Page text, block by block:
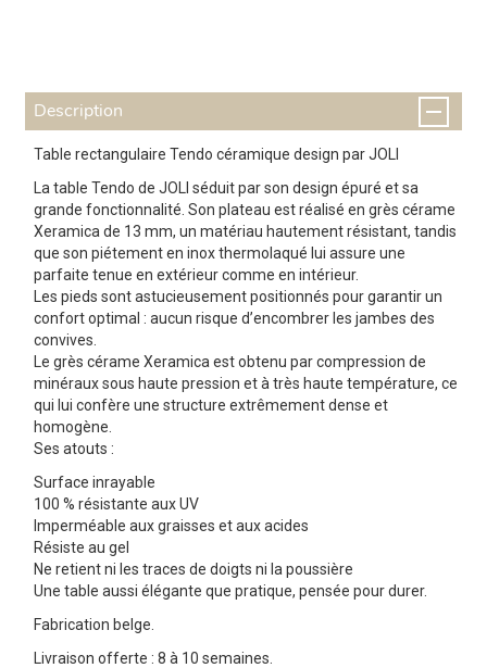
Description
Table rectangulaire Tendo céramique design par JOLI
La table Tendo de JOLI séduit par son design épuré et sa
grande fonctionnalité. Son plateau est réalisé en grès cérame
Xeramica de 13 mm, un matériau hautement résistant, tandis
que son piétement en inox thermolaqué lui assure une
parfaite tenue en extérieur comme en intérieur.
Les pieds sont astucieusement positionnés pour garantir un
confort optimal : aucun risque d’encombrer les jambes des
convives.
Le grès cérame Xeramica est obtenu par compression de
minéraux sous haute pression et à très haute température, ce
qui lui confère une structure extrêmement dense et
homogène.
Ses atouts :
Surface inrayable
100 % résistante aux UV
Imperméable aux graisses et aux acides
Résiste au gel
Ne retient ni les traces de doigts ni la poussière
Une table aussi élégante que pratique, pensée pour durer.
Fabrication belge.
Livraison offerte : 8 à 10 semaines.